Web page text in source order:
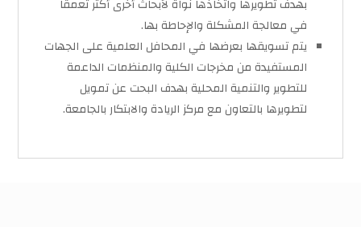
بهدف تطويرها واتخاذها نواة لأبحاث أخرى أكثر تعمقاً
في معالجة المشكلة والإحاطة بها.
يتم تسويقها بعرضها في المحافل العلمية على الجهات
المستفيدة من مخرجات الكلية والمنظمات الداعمة
للتطوير والتنمية المحلية بهدف البحت عن تمويل
لتطويرها بالتعاون مع مركز الريادة والابتكار بالجامعة.